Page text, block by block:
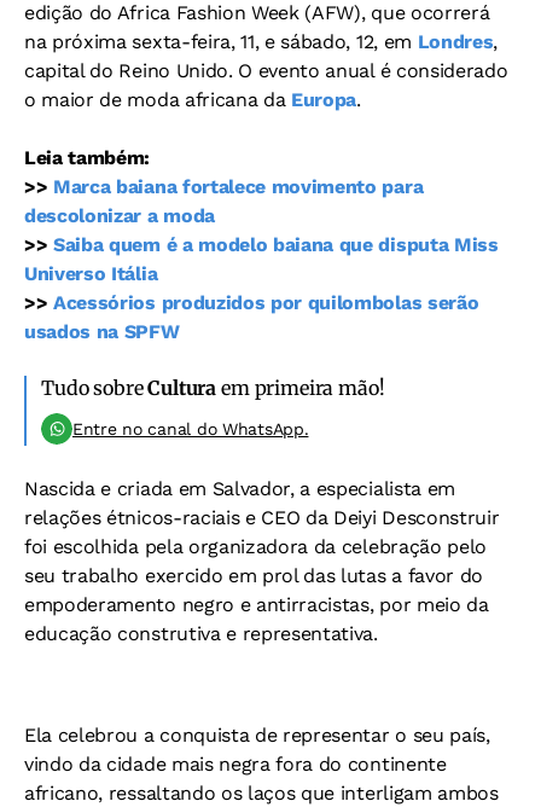
edição do Africa Fashion Week (AFW), que ocorrerá
na próxima sexta-feira, 11, e sábado, 12, em Londres,
capital do Reino Unido. O evento anual é considerado
o maior de moda africana da Europa.
Leia também:
>> Marca baiana fortalece movimento para
descolonizar a moda
>>Saiba quem é a modelo baiana que disputa Miss
Universo Itália
>>Acessórios produzidos por quilombolas serão
usados na SPFW
Tudo sobreCultura em primeira mão!
Entre no canal do WhatsApp.
Nascida e criada em Salvador, a especialista em
relações étnicos-raciais e CEO da Deiyi Desconstruir
foi escolhida pela organizadora da celebração pelo
seu trabalho exercido em prol das lutas a favor do
empoderamento negro e antirracistas, por meio da
educação construtiva e representativa.
Ela celebrou a conquista de representar o seu país,
vindo da cidade mais negra fora do continente
africano, ressaltando os laços que interligam ambos